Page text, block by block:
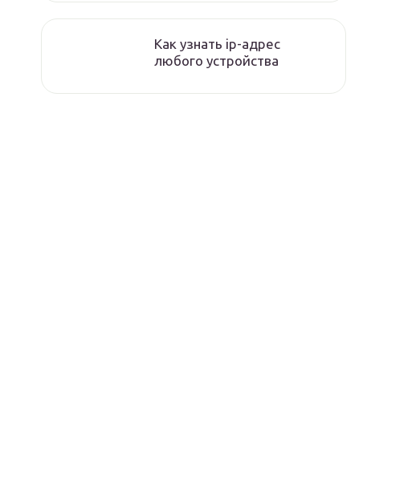
Как узнать ip-адрес
любого устройства